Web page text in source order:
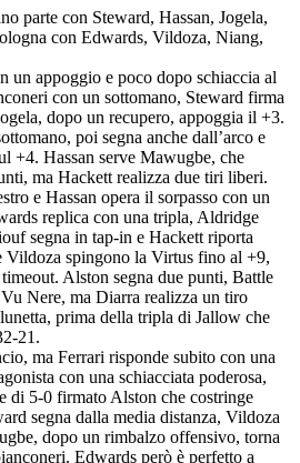
parte con Steward, Hassan, Jogela,
con Edwards, Vildoza, Niang,
un appoggio e poco dopo schiaccia al
con un sottomano, Steward firma
dopo un recupero, appoggia il +3.
poi segna anche dall’arco e
+4. Hassan serve Mawugbe, che
ma Hackett realizza due tiri liberi.
e Hassan opera il sorpasso con un
replica con una tripla, Aldridge
segna in tap-in e Hackett riporta
Vildoza spingono la Virtus fino al +9,
Alston segna due punti, Battle
Nere, ma Diarra realizza un tiro
prima della tripla di Jallow che
21.
ma Ferrari risponde subito con una
con una schiacciata poderosa,
di 5-0 firmato Alston che costringe
segna dalla media distanza, Vildoza
dopo un rimbalzo offensivo, torna
Edwards però è perfetto a